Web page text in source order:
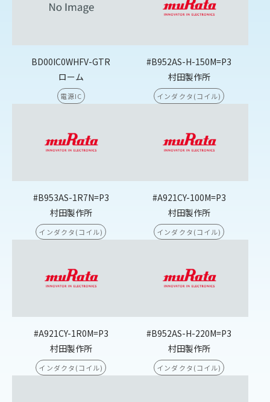
BD00IC0WHFV-GTR
ローム
電源IC
#B952AS-H-150M=P3
村田製作所
インダクタ(コイル)
#B953AS-1R7N=P3
村田製作所
インダクタ(コイル)
#A921CY-100M=P3
村田製作所
インダクタ(コイル)
#A921CY-1R0M=P3
村田製作所
インダクタ(コイル)
#B952AS-H-220M=P3
村田製作所
インダクタ(コイル)